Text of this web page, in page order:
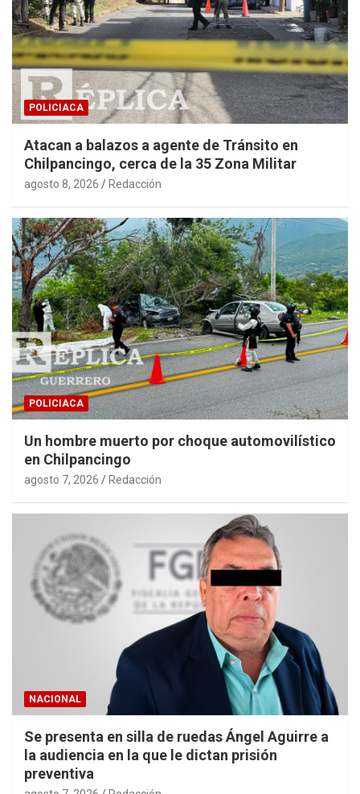
POLICIACA
Atacan a balazos a agente de Tránsito en
Chilpancingo, cerca de la 35 Zona Militar
agosto 8, 2026 Redacción
POLICIACA
Un hombre muerto por choque automovilístico
en Chilpancingo
agosto 7, 2026 Redacción
NACIONAL
Se presenta en silla de ruedas Ángel Aguirre a
la audiencia en la que le dictan prisión
preventiva